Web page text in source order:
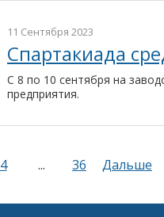
11 Сентября 2023
Спартакиада
С 8 по 10 сентября на
предприятия.
4 ... 36 Дальше